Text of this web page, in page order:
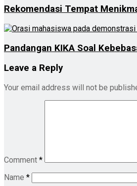
Rekomendasi Tempat
Pandangan KIKA Soal
Leave a Reply
Your email address will not be
Comment *
Name *